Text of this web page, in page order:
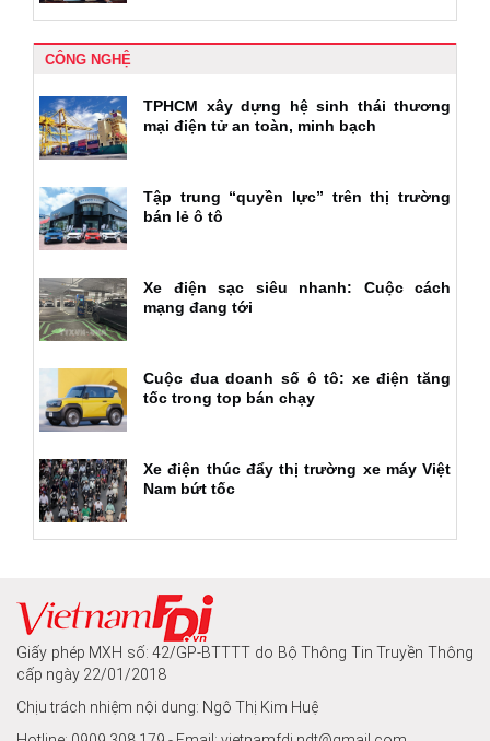
CÔNG NGHỆ
TPHCM xây dựng hệ sinh thái thương
mại điện tử an toàn, minh bạch
Tập trung “quyền lực” trên thị trường
bán lẻ ô tô
Xe điện sạc siêu nhanh: Cuộc cách
mạng đang tới
Cuộc đua doanh số ô tô: xe điện tăng
tốc trong top bán chạy
Xe điện thúc đẩy thị trường xe máy Việt
Nam bứt tốc
Giấy phép MXH số: 42/GP-BTTTT do Bộ Thông Tin Truyền Thông
cấp ngày 22/01/2018
Chịu trách nhiệm nội dung: Ngô Thị Kim Huệ